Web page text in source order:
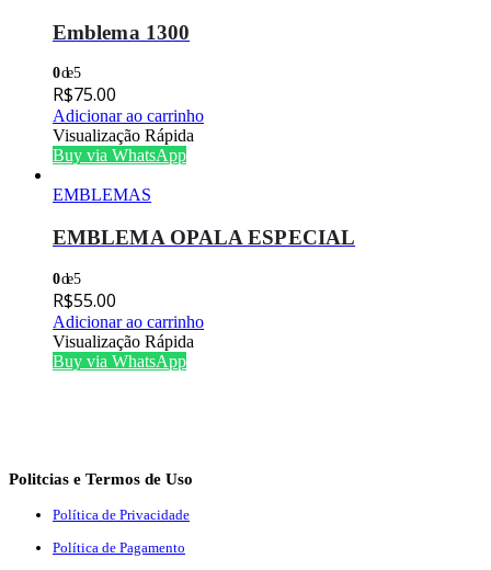
Emblema 1300
0de 5
R$75.00
Adicionar ao carrinho
Visualização Rápida
Buy via WhatsApp
EMBLEMAS
EMBLEMA OPALA ESPECIAL
0de 5
R$55.00
Adicionar ao carrinho
Visualização Rápida
Buy via WhatsApp
Politcias e Termos de Uso
Política de Privacidade
Política de Pagamento